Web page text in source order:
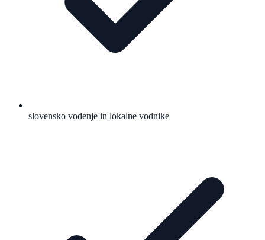
slovensko vodenje in lokalne vodnike